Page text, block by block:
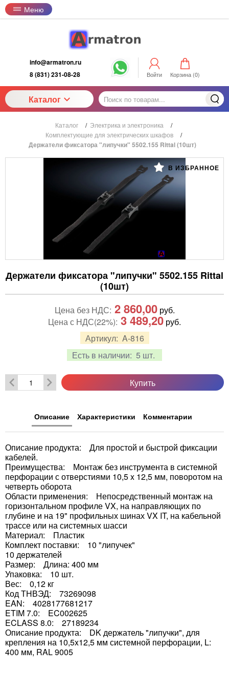
Меню
info@armatron.ru
8 (831) 231-08-28
Войти Корзина (0)
Каталог
Каталог / Электрика и электроника
/
Комплектующие для электрических шкафов
/
Держатели фиксатора "липучки" 5502.155 Rittal (10шт)
В ИЗБРАННОЕ
Держатели фиксатора "липучки" 5502.155 Rittal
(10шт)
Артикул: A-816
Есть в наличии: 5 шт.
Цена без НДС: 2 860,00руб.
Цена с НДС(22%): 3 489,20 руб.
Купить
Описание Характеристики Комментарии
Описание продукта: Для простой и быстрой фиксации
кабелей.
Преимущества: Монтаж без инструмента в системной
перфорации с отверстиями 10,5 x 12,5 мм, поворотом на
четверть оборота
Области применения: Непосредственный монтаж на
горизонтальном профиле VX, на направляющих по
глубине и на 19" профильных шинах VX IT, на кабельной
трассе или на системных шасси
Материал: Пластик
Комплект поставки: 10 "липучек"
10 держателей
Размер: Длина: 400 мм
Упаковка: 10 шт.
Вес: 0,12 кг
Код ТНВЭД: 73269098
EAN: 4028177681217
ETIM 7.0: EC002625
ECLASS 8.0: 27189234
Описание продукта: DK держатель "липучки", для
крепления на 10,5x12,5 мм системной перфорации, L:
400 мм, RAL 9005